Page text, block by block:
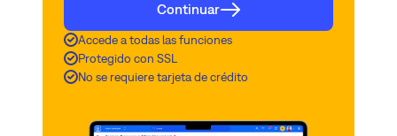
Continuar
Accede a todas las funciones
Protegido con SSL
No se requiere tarjeta de crédito